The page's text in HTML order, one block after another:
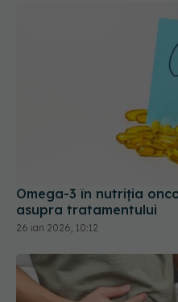
Omega-3 în nutriția
asupra tratamentului
26 ian 2026, 10:12